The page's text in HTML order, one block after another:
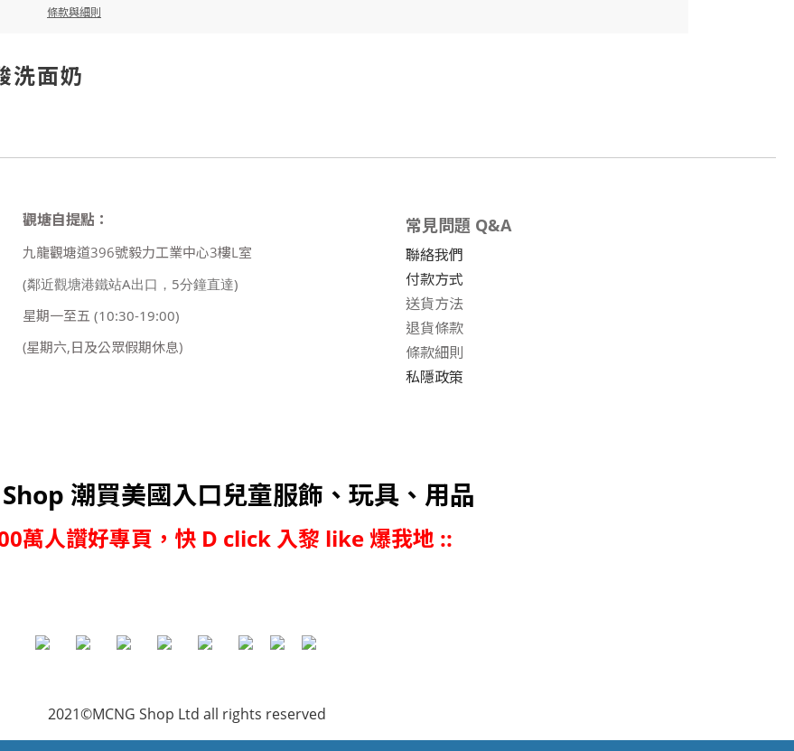
條款與細則
面奶
觀塘自提點：
九龍觀塘道396號毅力工業中心3樓L室
(鄰近觀塘港鐵站A出口，5分鐘直達)
星期一至五 (10:30-19:00)
(星期六,日及公眾假期休息)
常見問題 Q&A
聯絡我們
付款方式
送貨方法
退貨條款
條款細則
私隱政策
潮買美國入口兒童服飾、玩具、用品
萬人讚好專頁，快 D click 入黎 like 爆我地 ::
2021©MCNG Shop Ltd all rights reserved